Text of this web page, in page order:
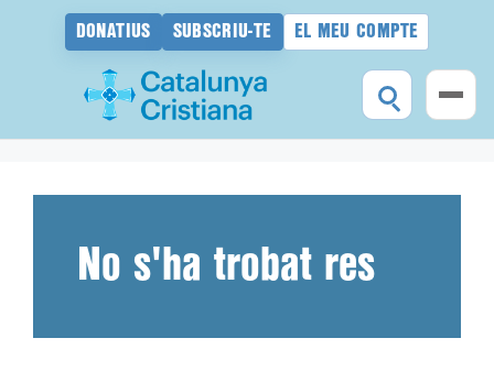
DONATIUS SUBSCRIU-TE EL MEU COMPTE
No s'ha trobat res